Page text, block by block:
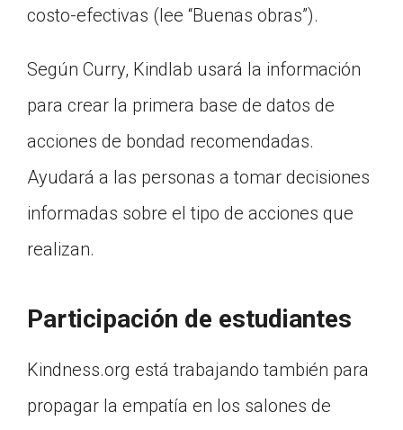
costo-efectivas (lee “Buenas obras”).
Según Curry, Kindlab usará la información
para crear la primera base de datos de
acciones de bondad recomendadas.
Ayudará a las personas a tomar decisiones
informadas sobre el tipo de acciones que
realizan.
Participación de estudiantes
Kindness.org está trabajando también para
propagar la empatía en los salones de